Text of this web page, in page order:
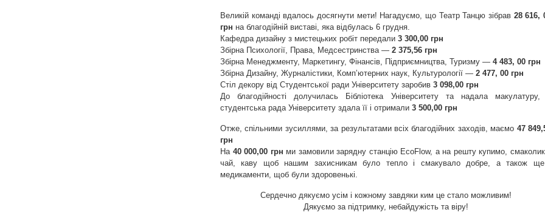
Великій команді вдалось досягнути мети! Нагадуємо, що Театр Танцю зібрав 28 616,
грн на благодійній виставі, яка відбулась 6 грудня.
Кафедра дизайну з мистецьких робіт передали 3 300,00 грн
Збірна Психології, Права, Медсестринства — 2 375,56 грн
Збірна Менеджменту, Маркетингу, Фінансів, Підприємництва, Туризму — 4 483, 00 грн
Збірна Дизайну, Журналістики, Компʼютерних наук, Культурології — 2 477, 00 грн
Стіл декору від Студентської ради Університету заробив 3 098,00 грн
До благодійності долучилась Бібліотека Університету та надала
студентська рада Університету здала її і отримали 3 500,00 грн
Отже, спільними зусиллями, за результатами всіх благодійних заходів, маємо 47
грн
На 40 000,00 грн ми замовили зарядну станцію EcoFlow, а на решту купимо,
чай, каву щоб нашим захисникам було тепло і смакувало добре, а також ще
медикаменти, щоб були здоровенькі.
Сердечно дякуємо усім і кожному завдяки ким це стало можливим!
Дякуємо за підтримку, небайдужість та віру!